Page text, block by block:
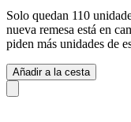
Solo quedan 110
nueva remesa está en
piden más unidades de
Añadir a la cesta